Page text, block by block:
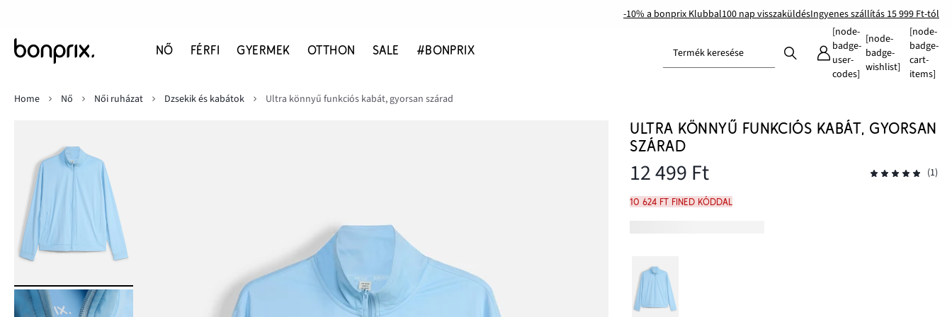
-10% a bonprix Klubbal100 nap visszaküldésIngyenes szállítás 15 999 Ft-tól
NŐ FÉRFI GYERMEK OTTHON SALE #BONPRIX Termék keresése
[node-
badge-
user-
codes]
[node-
badge-
wishlist]
[node-
badge-
cart-
items]
Home
Nő Női ruházat Dzsekik és kabátok Ultra könnyű funkciós kabát, gyorsan szárad
ULTRA KÖNNYŰ FUNKCIÓS KABÁT, GYORSAN
SZÁRAD
12 499 Ft (1)
10 624 Ft FINED kóddal